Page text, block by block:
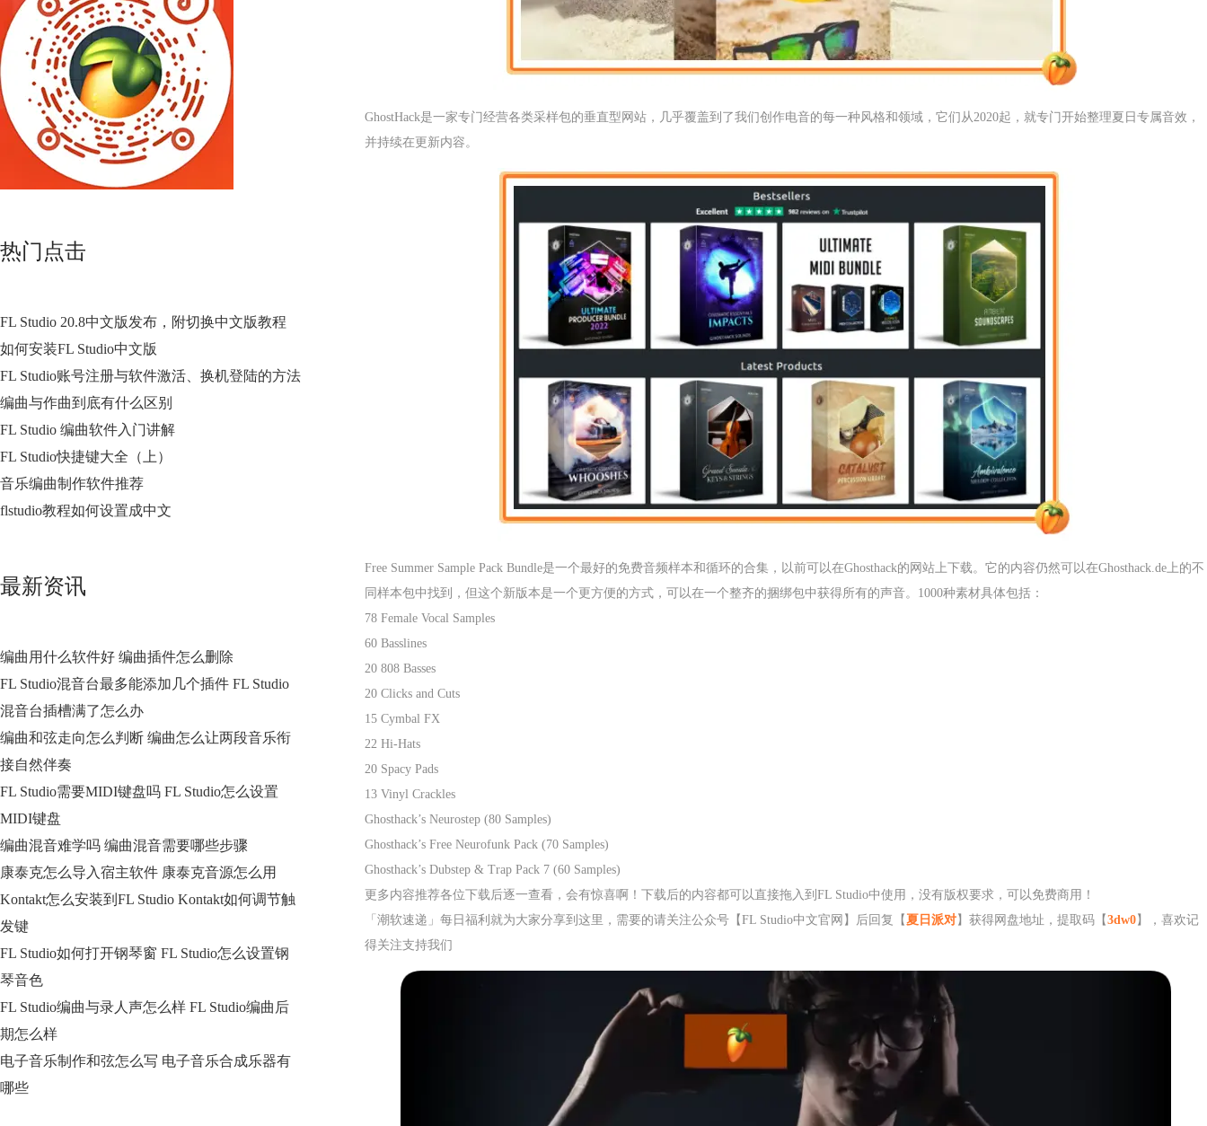
热门点击
FL Studio 20.8中文版发布，附切换中文版教程
如何安装FL Studio中文版
FL Studio账号注册与软件激活、换机登陆的方法
编曲与作曲到底有什么区别
FL Studio 编曲软件入门讲解
FL Studio快捷键大全（上）
音乐编曲制作软件推荐
flstudio教程如何设置成中文
最新资讯
编曲用什么软件好 编曲插件怎么删除
FL Studio混音台最多能添加几个插件 FL Studio
混音台插槽满了怎么办
编曲和弦走向怎么判断 编曲怎么让两段音乐衔
接自然伴奏
FL Studio需要MIDI键盘吗 FL Studio怎么设置
MIDI键盘
编曲混音难学吗 编曲混音需要哪些步骤
康泰克怎么导入宿主软件 康泰克音源怎么用
Kontakt怎么安装到FL Studio Kontakt如何调节触
发键
FL Studio如何打开钢琴窗 FL Studio怎么设置钢
琴音色
FL Studio编曲与录人声怎么样 FL Studio编曲后
期怎么样
电子音乐制作和弦怎么写 电子音乐合成乐器有
哪些
GhostHack是一家专门经营各类采样包的垂直型网站，几乎覆盖到了我们创作电音的每一种风格和领域，它们从2020起，就专门开始整理夏日专属音效，
并持续在更新内容。
Free Summer Sample Pack Bundle是一个最好的免费音频样本和循环的合集，以前可以在Ghosthack的网站上下载。它的内容仍然可以在Ghosthack.de上的不
同样本包中找到，但这个新版本是一个更方便的方式，可以在一个整齐的捆绑包中获得所有的声音。1000种素材具体包括：
78 Female Vocal Samples
60 Basslines
20 808 Basses
20 Clicks and Cuts
15 Cymbal FX
22 Hi-Hats
20 Spacy Pads
13 Vinyl Crackles
Ghosthack’s Neurostep (80 Samples)
Ghosthack’s Free Neurofunk Pack (70 Samples)
Ghosthack’s Dubstep & Trap Pack 7 (60 Samples)
更多内容推荐各位下载后逐一查看，会有惊喜啊！下载后的内容都可以直接拖入到FL Studio中使用，没有版权要求，可以免费商用！
「潮软速递」每日福利就为大家分享到这里，需要的请关注公众号【FL Studio中文官网】后回复【 夏日派对 】获得网盘地址，提取码【 3dw0 】，喜欢记
得关注支持我们